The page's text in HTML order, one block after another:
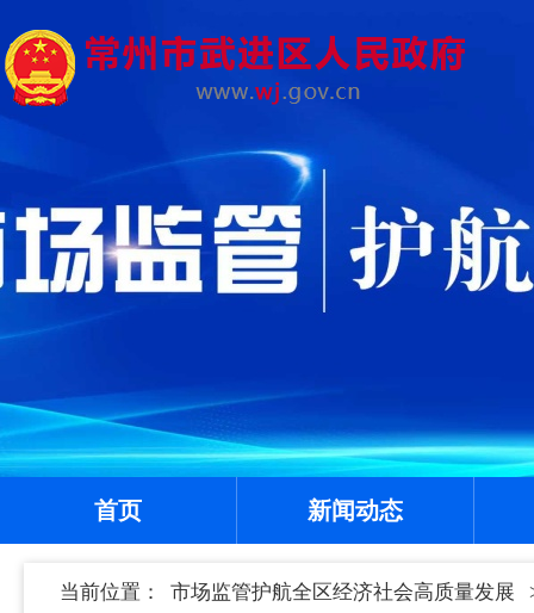
首页 新闻动态
当前位置： 市场监管护航全区经济社会高质量发展